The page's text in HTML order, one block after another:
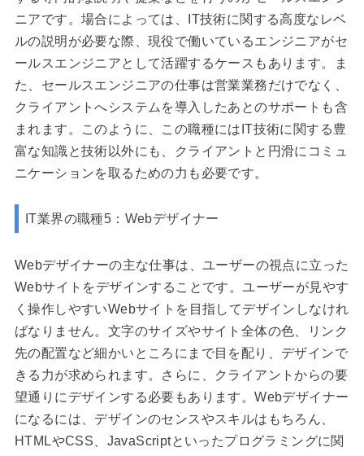
ニアです。場合によっては、IT技術に関する高度なレベ
ルの説明が必要な際、現役で働いているエンジニアがセ
ールスエンジニアとして活躍するケースもあります。ま
た、セールスエンジニアの仕事は営業業務だけでなく、
クライアントへシステムを導入したあとのサポートも含
まれます。このように、この職種にはIT技術に関する豊
富な知識と技術以外にも、クライアントと円滑にコミュ
ニケーションを取るための力も必要です。
IT業界の職種5：Webデザイナー
Webデザイナーの主な仕事は、ユーザーの視点に立った
Webサイトをデザインすることです。ユーザーが見やす
く操作しやすいWebサイトを目指してデザインしなけれ
ばなりません。文字のサイズやサイト全体の色、リンク
先の配置など細かいところにまで目を配り、デザインで
きる力が求められます。さらに、クライアントからの要
望通りにデザインする必要もあります。Webデザイナー
になるには、デザインのセンスやスキルはもちろん、
HTMLやCSS、JavaScriptといったプログラミングに関